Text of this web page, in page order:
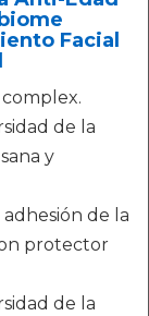
Facial
de la
y
de la
protector
de la